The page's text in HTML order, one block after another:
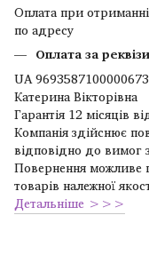
Оплата при
по адресу
Оплата за
UA
Катерина Вікторівна
Гарантія 12 місяців
Компанія здійснює
відповідно до вимог
Повернення можливе
товарів належної
Детальніше >>>